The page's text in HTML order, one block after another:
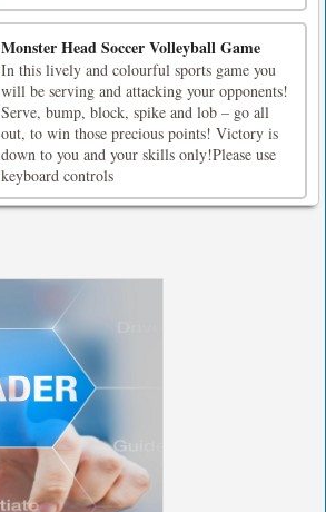
Monster Head Soccer Volleyball Game
In this lively and colourful sports game you
will be serving and attacking your opponents!
Serve, bump, block, spike and lob – go all
out, to win those precious points! Victory is
down to you and your skills only!Please use
keyboard controls